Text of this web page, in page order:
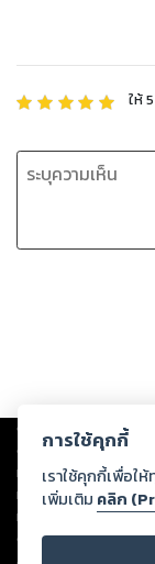
ให้5
Copyright © 2026
ต่อผลงานหรือเนื้อหาใด
ทรัพย์สินทางปัญญาขอ
ทุกท่านโปรดใช้วิจารณ
หนึ่งส่วนใดขัดต่อกฎหม
ดำเนินการในทันที ทั้ง
การใช้คุกกี้
เราใช้คุกกี้เพื่อใ
เพิ่มเติม คลิก